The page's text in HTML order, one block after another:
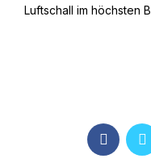
Luftschall im höchsten